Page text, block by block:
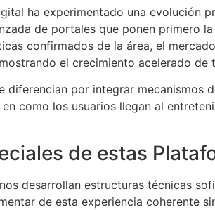
ha experimentado una evolución
de portales que ponen primero
confirmados de la área, el
el crecimiento acelerado de
diferencian por integrar mecanismos
como los usuarios llegan al
de estas
desarrollan estructuras técnicas
de esta experiencia coherente